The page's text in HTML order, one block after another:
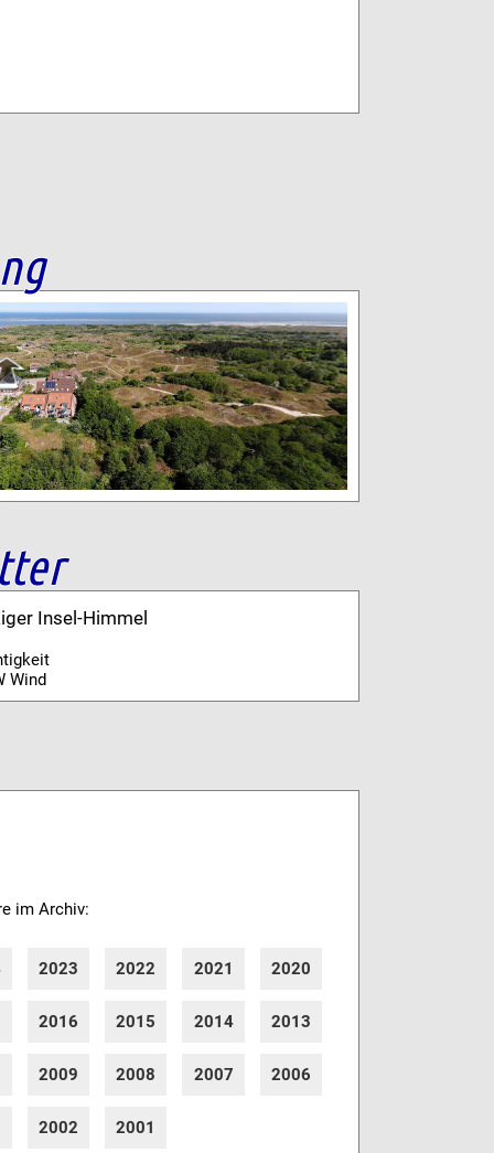
Insel-Himmel
Wind
im Archiv:
2023 2022 2021 2020
2016 2015 2014 2013
2009 2008 2007 2006
2002 2001